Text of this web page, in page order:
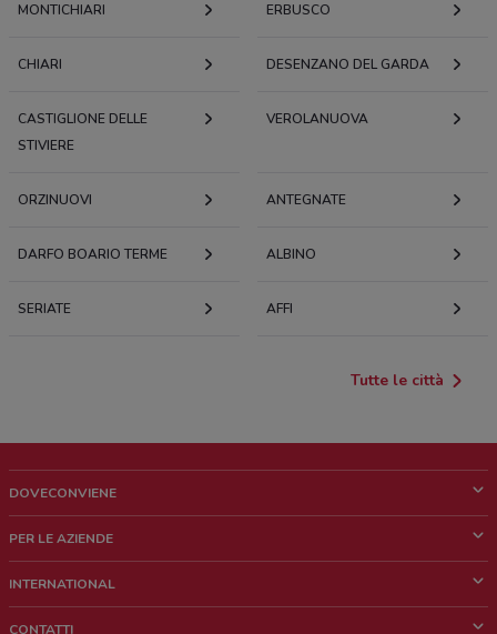
MONTICHIARI ERBUSCO
CHIARI DESENZANO DEL GARDA
CASTIGLIONE DELLE
STIVIERE
VEROLANUOVA
ORZINUOVI ANTEGNATE
DARFO BOARIO TERME ALBINO
SERIATE AFFI
Tutte le città
DOVECONVIENE
Chi siamo
PER LE AZIENDE
Richieste commerciali e marketing
INTERNATIONAL
CONTATTI